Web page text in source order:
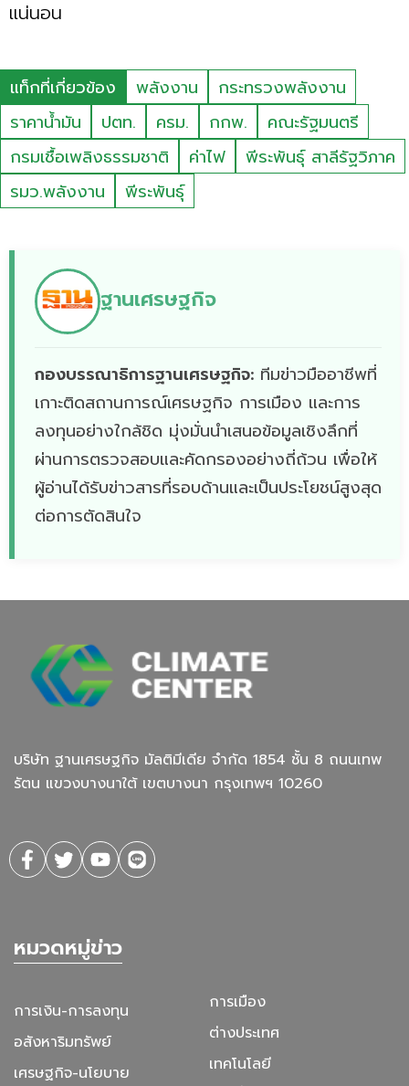
แน่นอน
แท็กที่เกี่ยวข้อง พลังงาน
กระทรวงพลังงาน
ราคาน้ำมัน
ปตท. ครม. กกพ.
คณะรัฐมนตรี
กรมเชื้อเพลิงธรรมชาติ
ค่าไฟ
พีระพันธุ์ สาลีรัฐวิภาค
รมว.พลังงาน
พีระพันธุ์
ฐานเศรษฐกิจ
กองบรรณาธิการฐานเศรษฐกิจ: ทีมข่าวมืออาชีพที่
เกาะติดสถานการณ์เศรษฐกิจ การเมือง และการ
ลงทุนอย่างใกล้ชิด มุ่งมั่นนำเสนอข้อมูลเชิงลึกที่
ผ่านการตรวจสอบและคัดกรองอย่างถี่ถ้วน เพื่อให้
ผู้อ่านได้รับข่าวสารที่รอบด้านและเป็นประโยชน์สูงสุด
ต่อการตัดสินใจ
บริษัท ฐานเศรษฐกิจ มัลติมีเดีย จํากัด 1854 ชั้น 8 ถนนเทพ
รัตน แขวงบางนาใต้ เขตบางนา กรุงเทพฯ 10260
หมวดหมู่ข่าว
การเงิน-การลงทุน
อสังหาริมทรัพย์
เศรษฐกิจ-นโยบาย
การเมือง
ต่างประเทศ
เทคโนโลยี